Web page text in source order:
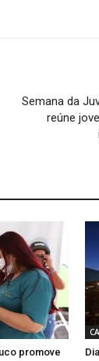
Semana da
reúne
promove